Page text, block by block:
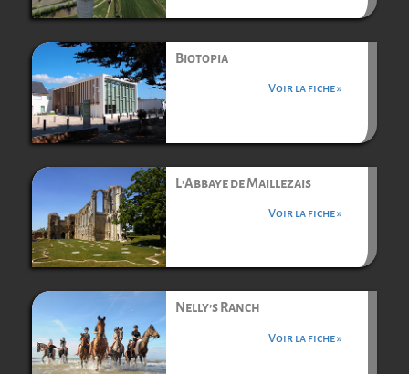
Biotopia
Voir la fiche »
L’Abbaye de Maillezais
Voir la fiche »
Nelly’s Ranch
Voir la fiche »